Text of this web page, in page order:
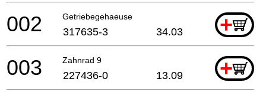
Getriebegehaeuse +
002 317635-3 34.03
Zahnrad 9 +
003 227436-0 13.09